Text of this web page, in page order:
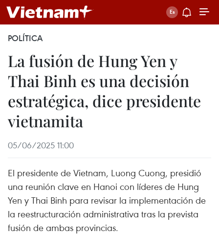
POLÍTICA
La fusión de Hung Yen y
Thai Binh es una decisión
estratégica, dice presidente
vietnamita
05/06/2025 11:00
El presidente de Vietnam, Luong Cuong, presidió
una reunión clave en Hanoi con líderes de Hung
Yen y Thai Binh para revisar la implementación de
la reestructuración administrativa tras la prevista
fusión de ambas provincias.